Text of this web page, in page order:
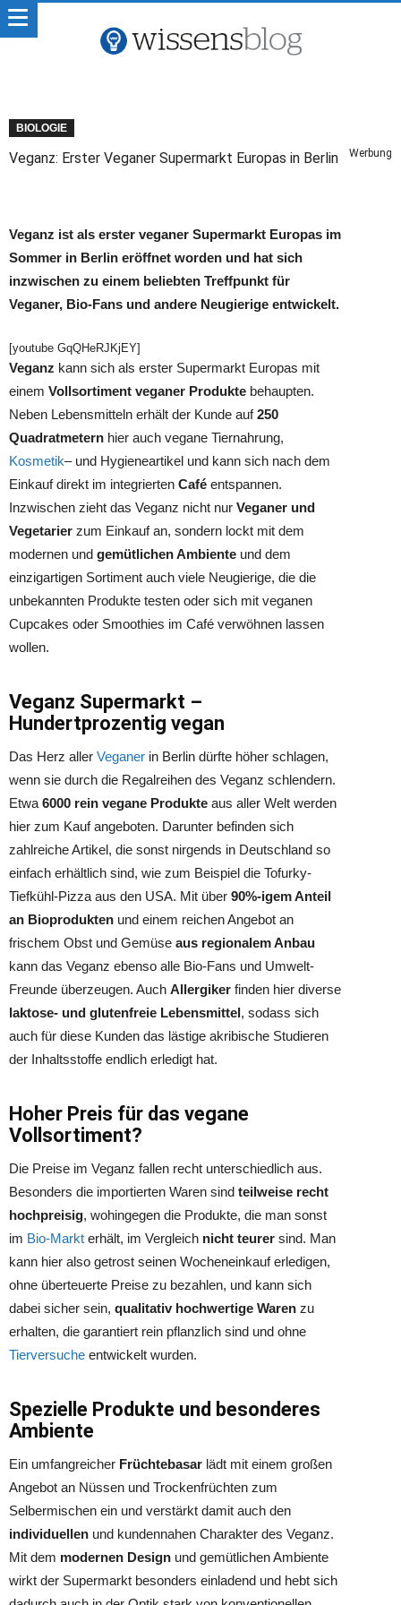
BIOLOGIE
Veganz: Erster Veganer Supermarkt Europas in Berlin Werbung
Veganz ist als erster veganer Supermarkt Europas im
Sommer in Berlin eröffnet worden und hat sich
inzwischen zu einem beliebten Treffpunkt für
Veganer, Bio-Fans und andere Neugierige entwickelt.
[youtube GqQHeRJKjEY]
Veganz kann sich als erster Supermarkt Europas mit
einem Vollsortiment veganer Produkte behaupten.
Neben Lebensmitteln erhält der Kunde auf250
Quadratmetern hier auch vegane Tiernahrung,
Kosmetik– und Hygieneartikel und kann sich nach dem
Einkauf direkt im integrierten Café entspannen.
Inzwischen zieht das Veganz nicht nur Veganer und
Vegetarier zum Einkauf an, sondern lockt mit dem
modernen und gemütlichen Ambiente und dem
einzigartigen Sortiment auch viele Neugierige, die die
unbekannten Produkte testen oder sich mit veganen
Cupcakes oder Smoothies im Café verwöhnen lassen
wollen.
Veganz Supermarkt –
Hundertprozentig vegan
Das Herz aller Veganer in Berlin dürfte höher schlagen,
wenn sie durch die Regalreihen des Veganz schlendern.
Etwa 6000 rein vegane Produkte aus aller Welt werden
hier zum Kauf angeboten. Darunter befinden sich
zahlreiche Artikel, die sonst nirgends in Deutschland so
einfach erhältlich sind, wie zum Beispiel die Tofurky-
Tiefkühl-Pizza aus den USA. Mit über 90%-igem Anteil
an Bioprodukten und einem reichen Angebot an
frischem Obst und Gemüse aus regionalem Anbau
kann das Veganz ebenso alle Bio-Fans und Umwelt-
Freunde überzeugen. Auch Allergiker finden hier diverse
laktose- und glutenfreie Lebensmittel, sodass sich
auch für diese Kunden das lästige akribische Studieren
der Inhaltsstoffe endlich erledigt hat.
Hoher Preis für das vegane
Vollsortiment?
Die Preise im Veganz fallen recht unterschiedlich aus.
Besonders die importierten Waren sind teilweise recht
hochpreisig, wohingegen die Produkte, die man sonst
im Bio-Markt erhält, im Vergleich nicht teurer sind. Man
kann hier also getrost seinen Wocheneinkauf erledigen,
ohne überteuerte Preise zu bezahlen, und kann sich
dabei sicher sein, qualitativ hochwertige Waren zu
erhalten, die garantiert rein pflanzlich sind und ohne
Tierversuche entwickelt wurden.
Spezielle Produkte und besonderes
Ambiente
Ein umfangreicher Früchtebasar lädt mit einem großen
Angebot an Nüssen und Trockenfrüchten zum
Selbermischen ein und verstärkt damit auch den
individuellen und kundennahen Charakter des Veganz.
Mit dem modernen Design und gemütlichen Ambiente
wirkt der Supermarkt besonders einladend und hebt sich